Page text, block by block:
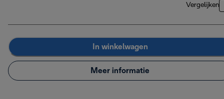
Vergelijken
In winkelwagen
Meer informatie